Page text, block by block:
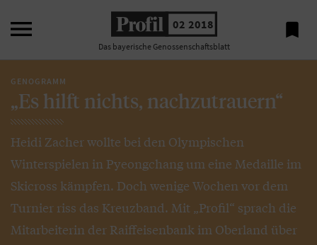
 02 2018
Das bayerische Genossenschaftsblatt

GENOGRAMM
„Es hilft nichts, nachzutrauern“
Heidi Zacher wollte bei den Olympischen
Winterspielen in Pyeongchang um eine Medaille im
Skicross kämpfen. Doch wenige Wochen vor dem
Turnier riss das Kreuzband. Mit „Profil“ sprach die
Mitarbeiterin der Raiffeisenbank im Oberland über